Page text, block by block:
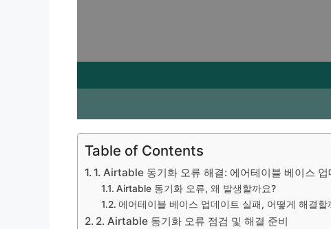
Table of Contents
1. Airtable 동기화 오류 해결: 에어테이블 베이스
Airtable 동기화 오류, 왜 발생할까요?
에어테이블 베이스 업데이트 실패, 어떻게 해결할
2. Airtable 동기화 오류 점검 및 해결 준비